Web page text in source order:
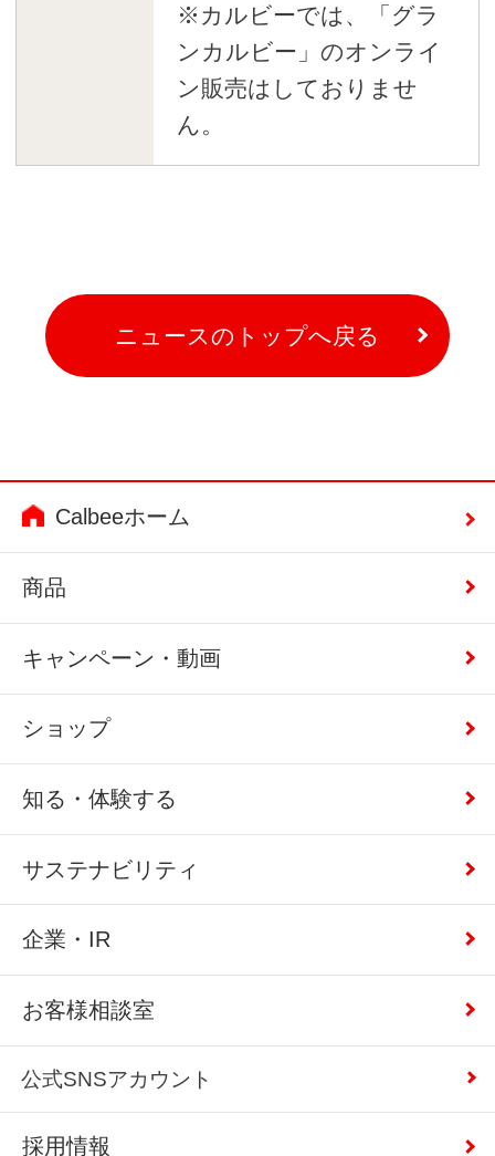
※カルビーでは、「グラ
ンカルビー」のオンライ
ン販売はしておりませ
ん。
ニュースのトップへ戻る
Calbeeホーム
商品
キャンペーン・動画
ショップ
知る・体験する
サステナビリティ
企業・IR
お客様相談室
公式SNSアカウント
採用情報